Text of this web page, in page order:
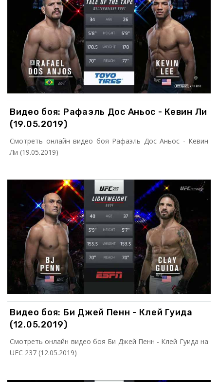
Видео боя: Рафаэль Дос Аньос - Кевин Ли
(19.05.2019)
Смотреть онлайн видео боя Рафаэль Дос Аньос - Кевин
Ли (19.05.2019)
Видео боя: Би Джей Пенн - Клей Гуида
(12.05.2019)
Смотреть онлайн видео боя Би Джей Пенн - Клей Гуида на
UFC 237 (12.05.2019)